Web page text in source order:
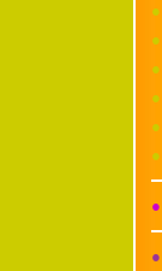
●
●
●
●
●
●
●
●